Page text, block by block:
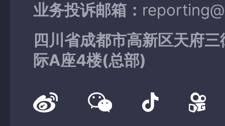
业务投诉邮箱：
四川省成都市高新区天府
际A座4楼(总部)